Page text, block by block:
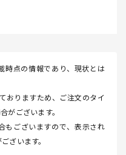
時点の情報であり、現状とは
おりますため、ご注文のタイ
がございます。
もございますので、表示され
ざいます。